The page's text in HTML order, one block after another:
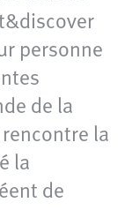
personne
de la
la
la
de